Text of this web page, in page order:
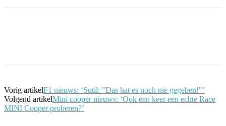
Vorig artikelF1 nieuws: ‘Sutil: "Das hat es noch nie gegeben!"’
Volgend artikelMini cooper nieuws: ‘Ook een keer een echte Race
MINI Cooper proberen?’